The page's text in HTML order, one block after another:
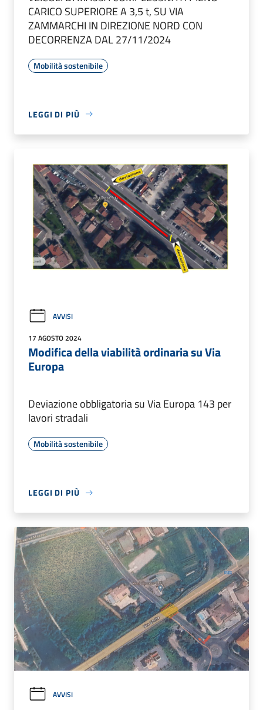
CARICO SUPERIORE A 3,5 t, SU VIA
ZAMMARCHI IN DIREZIONE NORD CON
DECORRENZA DAL 27/11/2024
Mobilità sostenibile
LEGGI DI PIÙ
AVVISI
17 AGOSTO 2024
Modifica della viabilità ordinaria su Via
Europa
Deviazione obbligatoria su Via Europa 143 per
lavori stradali
Mobilità sostenibile
LEGGI DI PIÙ
AVVISI